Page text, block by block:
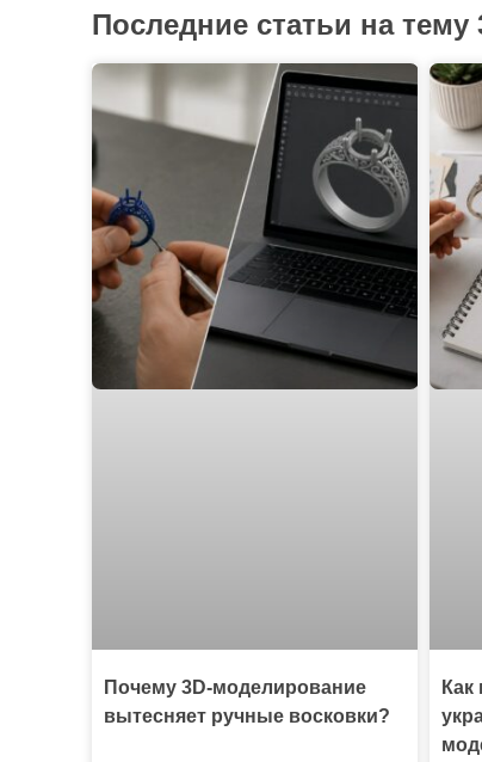
Последние статьи на
Почему 3D-моделирование
вытесняет ручные восковки?